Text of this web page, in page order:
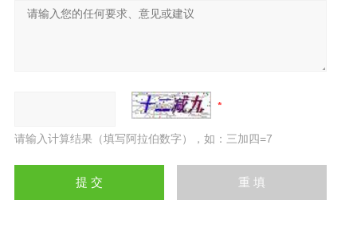
请输入计算结果（填写阿拉伯数字），如：三加四=7